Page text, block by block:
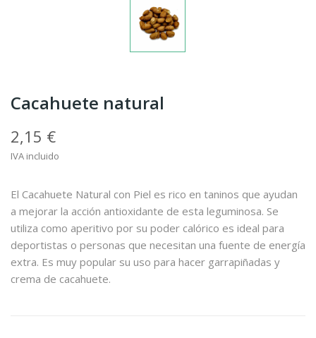
Cacahuete natural
2,15 €
IVA incluido
El Cacahuete Natural con Piel es rico en taninos que ayudan
a mejorar la acción antioxidante de esta leguminosa. Se
utiliza como aperitivo por su poder calórico es ideal para
deportistas o personas que necesitan una fuente de energía
extra. Es muy popular su uso para hacer garrapiñadas y
crema de cacahuete.